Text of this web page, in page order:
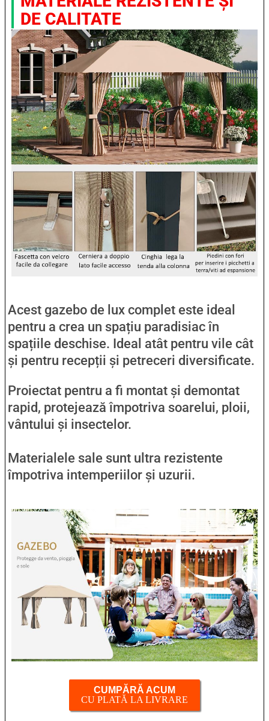
DE CALITATE
Acest gazebo de lux complet este ideal
pentru a crea un spațiu paradisiac în
spațiile deschise. Ideal atât pentru vile cât
și pentru recepții și petreceri diversificate.
Proiectat pentru a fi montat și demontat
rapid, protejează împotriva soarelui, ploii,
vântului și insectelor.
Materialele sale sunt ultra rezistente
împotriva intemperiilor și uzurii.
CUMPĂRĂ ACUM
CU PLATĂ LA LIVRARE